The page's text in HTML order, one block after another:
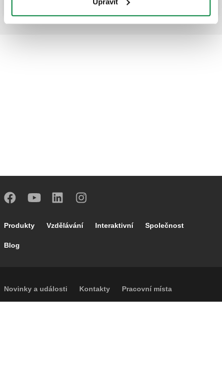
Footer main navigation
Produkty Vzdělávání Interaktivní Společnost
Blog
Footer secondary navigation
Novinky a události Kontakty Pracovní místa